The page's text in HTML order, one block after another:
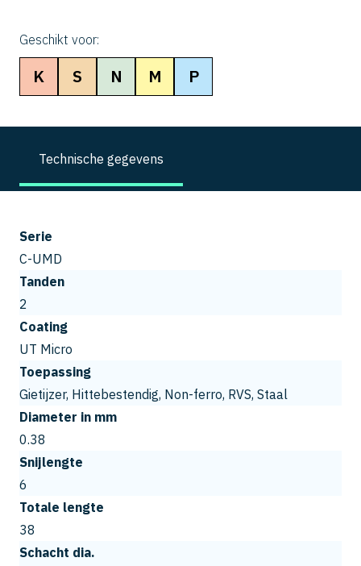
Geschikt voor:
K S N M P
Technische gegevens
Serie
C-UMD
Tanden
2
Coating
UT Micro
Toepassing
Gietijzer, Hittebestendig, Non-ferro, RVS, Staal
Diameter in mm
0.38
Snijlengte
6
Totale lengte
38
Schacht dia.